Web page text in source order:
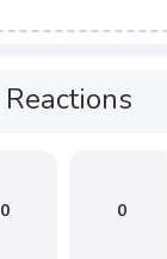
Reactions
0 0